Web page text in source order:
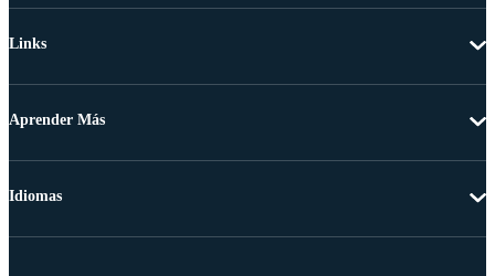
Links
Aprender Más
Idiomas